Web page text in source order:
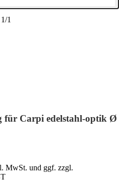
1/1
für Carpi edelstahl-optik Ø
MwSt. und ggf. zzgl.